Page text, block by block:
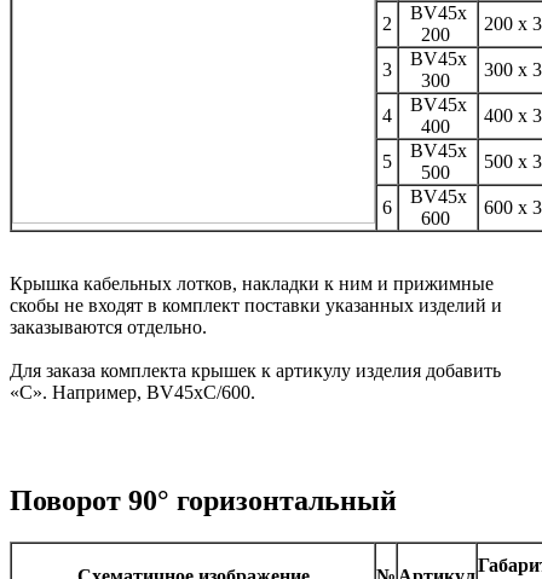
2
BV45x
200
200 х
3
BV45x
300
300 х
4
BV45x
400
400 х
5
BV45x
500
500 х
6
BV45x
600
600 х
Крышка кабельных лотков, накладки к ним и прижимные
скобы не входят в комплект поставки указанных изделий и
заказываются отдельно.
Для заказа комплекта крышек к артикулу изделия добавить
«С». Например, BV45xC/600.
Поворот 90° горизонтальный